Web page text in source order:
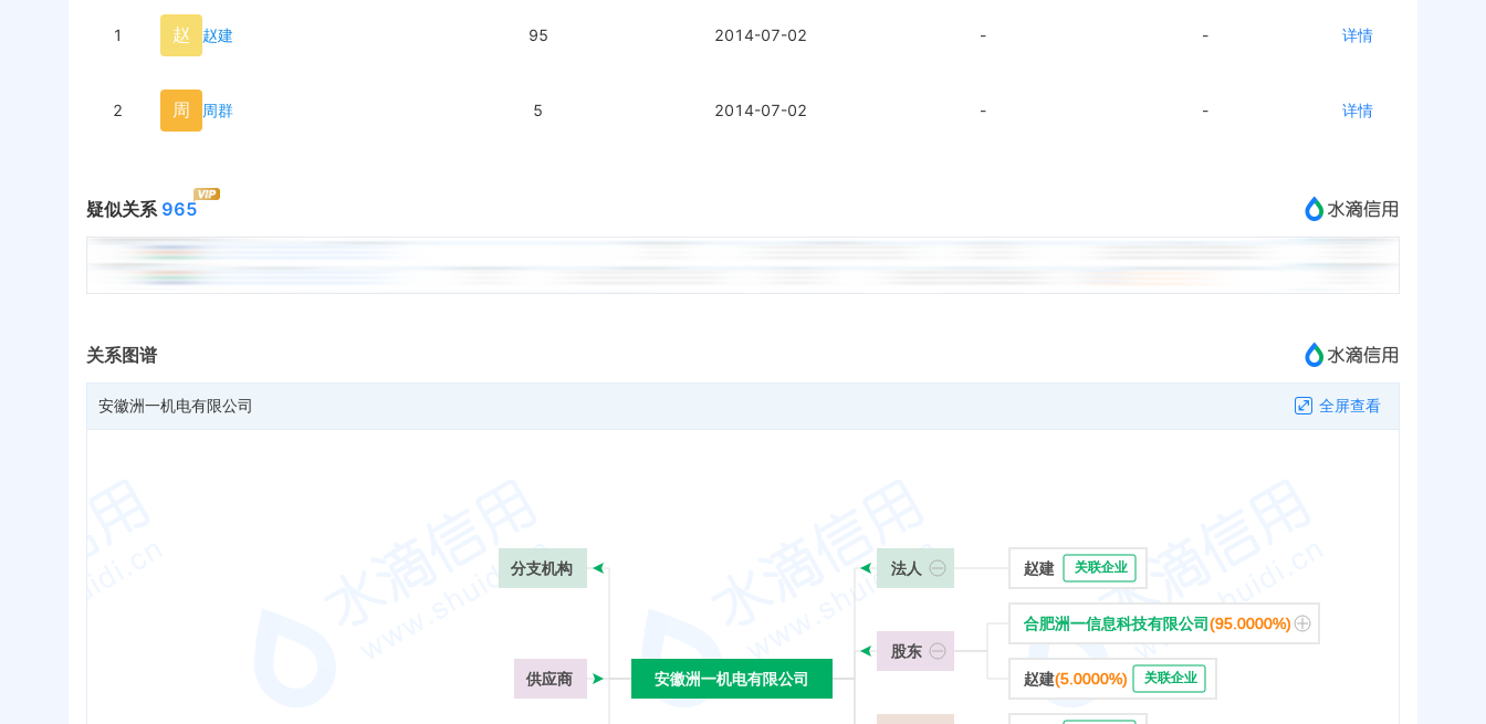
1 赵 赵建 95 2014-07-02 - - 详情
2 周 周群 5 2014-07-02 - - 详情
疑似关系 965
关系图谱
安徽洲一机电有限公司 全屏查看
安徽洲一机电有限公司
分支机构
供应商 安徽洲一机电有限公司
法人
股东
赵建 关联企业
合肥洲一信息科技有限公司(95.0000%)
赵建(5.0000%) 关联企业